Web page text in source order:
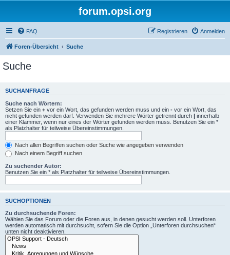
forum.opsi.org
FAQ Anmelden
Registrieren
Foren-Übersicht Suche
Suche
SUCHANFRAGE
Suche nach Wörtern:
Setzen Sie ein + vor ein Wort, das gefunden werden muss und ein - vor ein Wort, das
nicht gefunden werden darf. Verwenden Sie mehrere Wörter getrennt durch | innerhalb
einer Klammer, wenn nur eines der Wörter gefunden werden muss. Benutzen Sie ein *
als Platzhalter für teilweise Übereinstimmungen.
Nach allen Begriffen suchen oder Suche wie angegeben verwenden
Nach einem Begriff suchen
Zu suchender Autor:
Benutzen Sie ein * als Platzhalter für teilweise Übereinstimmungen.
SUCHOPTIONEN
Zu durchsuchende Foren:
Wählen Sie das Forum oder die Foren aus, in denen gesucht werden soll. Unterforen
werden automatisch mit durchsucht, sofern Sie die Option „Unterforen durchsuchen“
unten nicht deaktivieren.